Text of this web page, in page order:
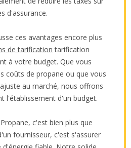
d'assurance.
ces avantages encore plus
de tarification tarification
à votre budget. Que vous
coûts de propane ou que vous
au marché, nous offrons
l'établissement d'un budget.
c'est bien plus que
fournisseur, c'est s'assurer